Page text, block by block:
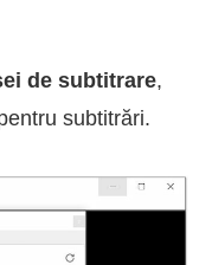
de subtitrare,
subtitrări.